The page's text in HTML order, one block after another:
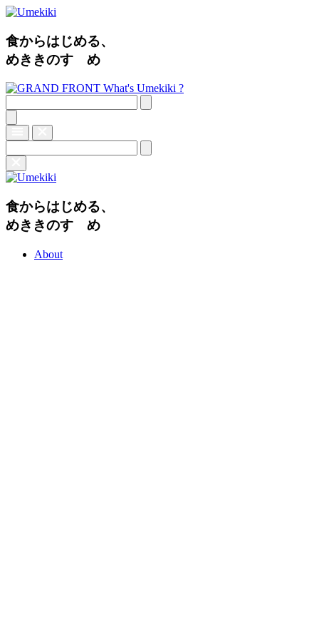
食からはじめる、
めききのすゝめ
What's Umekiki ?
食からはじめる、
めききのすゝめ
About